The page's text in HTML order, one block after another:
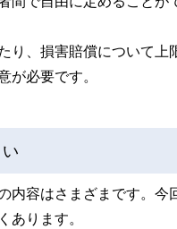
り、損害賠償について上
が必要です。
内容はさまざまです。今
あります。